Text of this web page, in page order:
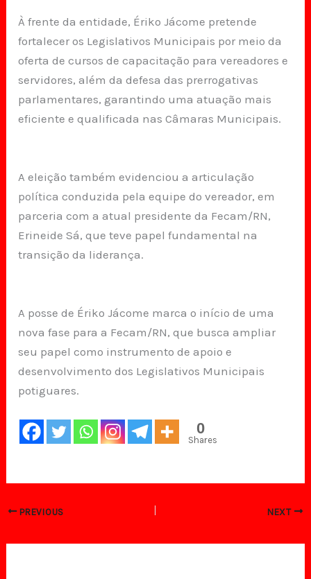
À frente da entidade, Ériko Jácome pretende
fortalecer os Legislativos Municipais por meio da
oferta de cursos de capacitação para vereadores e
servidores, além da defesa das prerrogativas
parlamentares, garantindo uma atuação mais
eficiente e qualificada nas Câmaras Municipais.
A eleição também evidenciou a articulação
política conduzida pela equipe do vereador, em
parceria com a atual presidente da Fecam/RN,
Erineide Sá, que teve papel fundamental na
transição da liderança.
A posse de Ériko Jácome marca o início de uma
nova fase para a Fecam/RN, que busca ampliar
seu papel como instrumento de apoio e
desenvolvimento dos Legislativos Municipais
potiguares.
0
Shares
PREVIOUS NEXT